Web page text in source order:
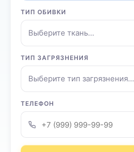
ТИП ОБИВКИ
Выберите ткань…
ТИП ЗАГРЯЗНЕНИЯ
Выберите тип загрязнения…
ТЕЛЕФОН